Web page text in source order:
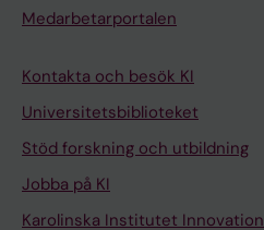
Medarbetarportalen
Kontakta och besök KI
Universitetsbiblioteket
Stöd forskning och utbildning
Jobba på KI
Karolinska Institutet Innovation